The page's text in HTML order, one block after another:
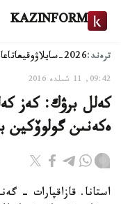
KAZINFORM
ترەند:2026-سايلاۋ وقيعا
09:42, 11 شىلدە 2016
كەلل برۋك: كەز
ەكەنىن گولوۆكين
استانا. قازاقپارات -